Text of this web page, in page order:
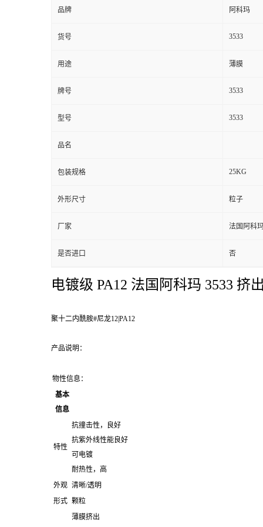
品牌 阿科玛
货号 3533
用途 薄膜
牌号 3533
型号 3533
品名
包装规格 25KG
外形尺寸 粒子
厂家 法国阿科
是否进口 否
电镀级 PA12 法国阿科玛 3533 挤
聚十二内酰胺#尼龙12|PA12
产品说明：
物性信息：
基本
信息
特性
抗撞击性，良好
抗紫外线性能良好
可电镀
耐热性，高
外观 清晰/透明
形式 颗粒
薄膜挤出